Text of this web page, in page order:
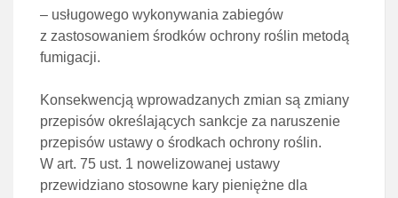
– usługowego wykonywania zabiegów
z zastosowaniem środków ochrony roślin metodą
fumigacji.
Konsekwencją wprowadzanych zmian są zmiany
przepisów określających sankcje za naruszenie
przepisów ustawy o środkach ochrony roślin.
W art. 75 ust. 1 nowelizowanej ustawy
przewidziano stosowne kary pieniężne dla